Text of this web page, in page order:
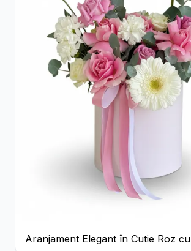
Aranjament Elegant în Cutie Roz cu